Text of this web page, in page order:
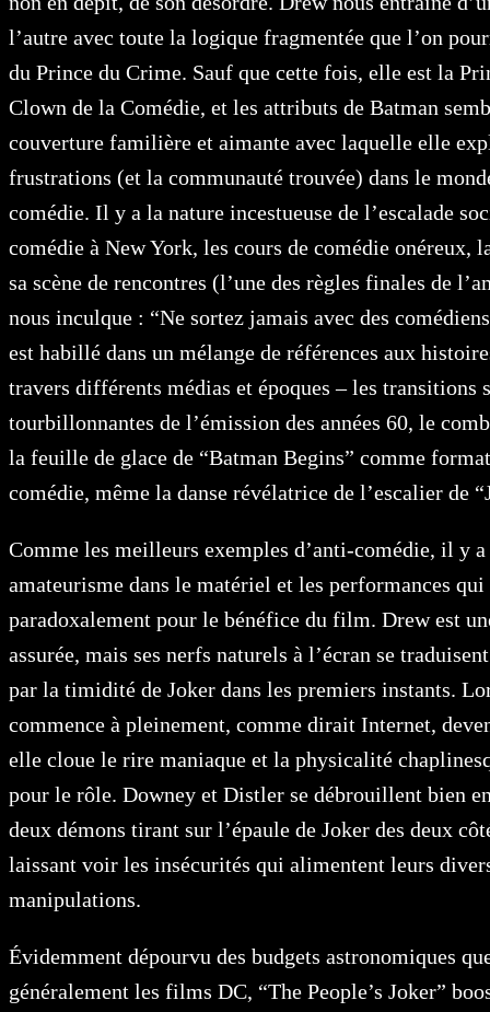
l’autre avec toute la logique fragmentée que l’on
du Prince du Crime. Sauf que cette fois, elle est la
Clown de la Comédie, et les attributs de Batman
couverture familière et aimante avec laquelle elle
frustrations (et la communauté trouvée) dans le
comédie. Il y a la nature incestueuse de l’escalade
comédie à New York, les cours de comédie onéreux,
sa scène de rencontres (l’une des règles finales de
nous inculque : “Ne sortez jamais avec des
est habillé dans un mélange de références aux
travers différents médias et époques – les transitions
tourbillonnantes de l’émission des années 60, le
la feuille de glace de “Batman Begins” comme
comédie, même la danse révélatrice de l’escalier de
Comme les meilleurs exemples d’anti-comédie, il y a
amateurisme dans le matériel et les performances
paradoxalement pour le bénéfice du film. Drew est
assurée, mais ses nerfs naturels à l’écran se
par la timidité de Joker dans les premiers instants.
commence à pleinement, comme dirait Internet,
elle cloue le rire maniaque et la physicalité
pour le rôle. Downey et Distler se débrouillent bien
deux démons tirant sur l’épaule de Joker des deux
laissant voir les insécurités qui alimentent leurs
manipulations.
Évidemment dépourvu des budgets astronomiques
généralement les films DC, “The People’s Joker”